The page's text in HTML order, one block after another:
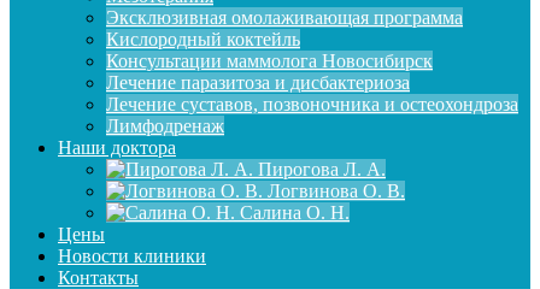
Эксклюзивная омолаживающая программа
Кислородный коктейль
Консультации маммолога Новосибирск
Лечение паразитоза и дисбактериоза
Лечение суставов, позвоночника и остеохондроза
Лимфодренаж
Наши доктора
Пирогова Л. А.
Логвинова О. В.
Салина О. Н.
Цены
Новости клиники
Контакты